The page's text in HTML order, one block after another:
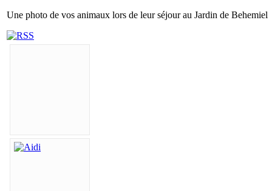
Une photo de vos animaux lors de leur séjour au Jardin de Behemiel